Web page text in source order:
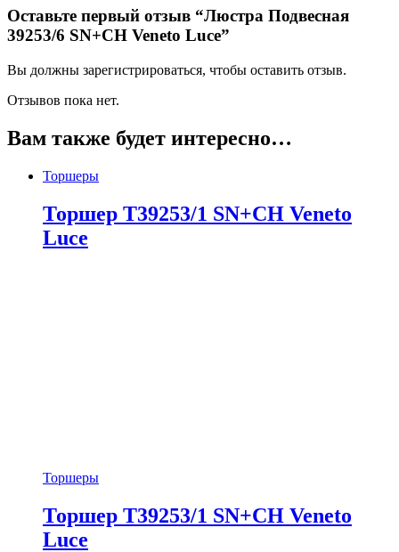
Оставьте первый отзыв “Люстра Подвесная
39253/6 SN+CH Veneto Luce”
Вы должны зарегистрироваться, чтобы оставить отзыв.
Отзывов пока нет.
Вам также будет интересно…
Торшеры
Торшер T39253/1 SN+CH Veneto
Luce
Торшеры
Торшер T39253/1 SN+CH Veneto
Luce